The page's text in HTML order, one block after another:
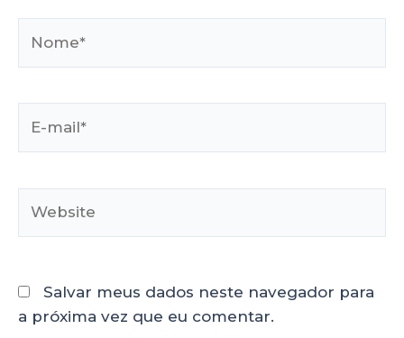
Salvar meus dados neste navegador para
a próxima vez que eu comentar.